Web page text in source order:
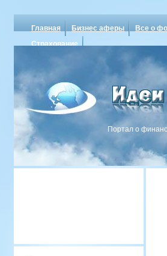
Главная Бизнес аферы Все о
Страхование
Портал о